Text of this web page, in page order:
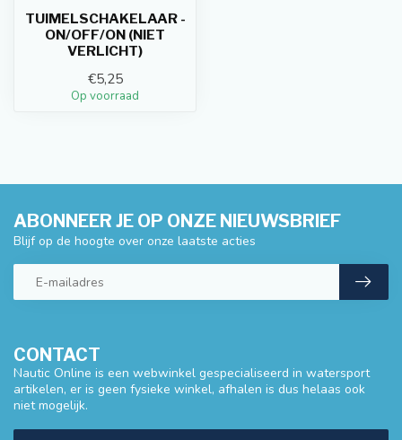
TUIMELSCHAKELAAR -
ON/OFF/ON (NIET
VERLICHT)
€5,25
Op voorraad
CONTACT
Nautic Online is een webwinkel gespecialiseerd in watersport
artikelen, er is geen fysieke winkel, afhalen is dus helaas ook
niet mogelijk.
ABONNEER JE OP ONZE NIEUWSBRIEF
Blijf op de hoogte over onze laatste acties